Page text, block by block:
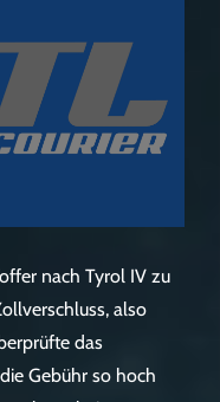
nach Tyrol IV zu
also
das
Gebühr so hoch